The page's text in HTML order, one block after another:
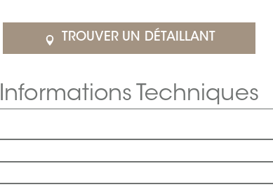
TROUVER UN DÉTAILLANT
Informations Techniques